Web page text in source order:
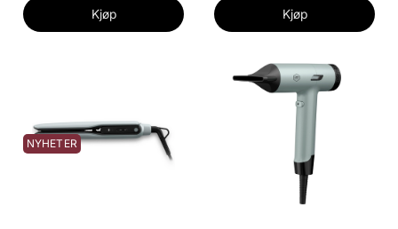
Kjøp Kjøp
NYHETER